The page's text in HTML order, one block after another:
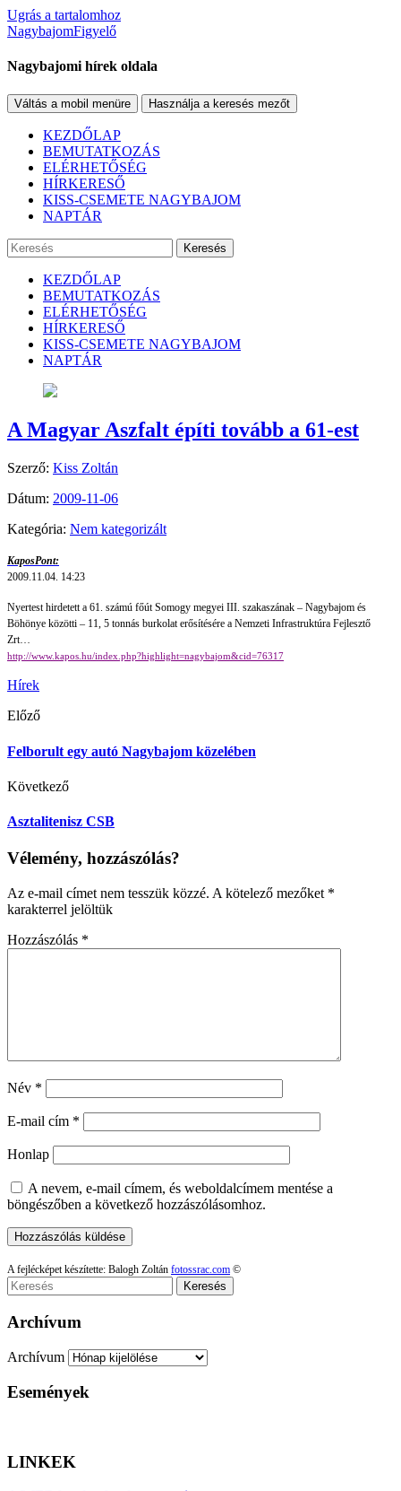
Ugrás a tartalomhoz
NagybajomFigyelő
Nagybajomi hírek oldala
Váltás a mobil menüre Használja a keresés mezőt
KEZDŐLAP
BEMUTATKOZÁS
ELÉRHETŐSÉG
HÍRKERESŐ
KISS-CSEMETE NAGYBAJOM
NAPTÁR
Keresés
KEZDŐLAP
BEMUTATKOZÁS
ELÉRHETŐSÉG
HÍRKERESŐ
KISS-CSEMETE NAGYBAJOM
NAPTÁR
A Magyar Aszfalt építi tovább a 61-est
Szerző: Kiss Zoltán
Dátum: 2009-11-06
Kategória: Nem kategorizált
KaposPont:
2009.11.04. 14:23
Nyertest hirdetett a 61. számú főút Somogy megyei III. szakaszának – Nagybajom és
Böhönye közötti – 11, 5 tonnás burkolat erősítésére a Nemzeti Infrastruktúra Fejlesztő
Zrt…
http://www.kapos.hu/index.php?highlight=nagybajom&cid=76317
Hírek
Előző
Felborult egy autó Nagybajom közelében
Következő
Asztalitenisz CSB
Vélemény, hozzászólás?
Az e-mail címet nem tesszük közzé. A kötelező mezőket *
karakterrel jelöltük
Hozzászólás *
Név *
E-mail cím *
Honlap
A nevem, e-mail címem, és weboldalcímem mentése a
böngészőben a következő hozzászólásomhoz.
A fejlécképet készítette: Balogh Zoltán fotossrac.com ©
Keresés
Archívum
Archívum
Események
LINKEK